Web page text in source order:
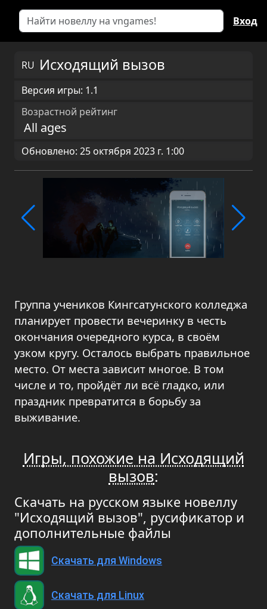
Вход
RU Исходящий вызов
Версия игры: 1.1
Возрастной рейтинг
All ages
Обновлено: 25 октября 2023 г. 1:00
Группа учеников Кингсатунского колледжа
планирует провести вечеринку в честь
окончания очередного курса, в своём
узком кругу. Осталось выбрать правильное
место. От места зависит многое. В том
числе и то, пройдёт ли всё гладко, или
праздник превратится в борьбу за
выживание.
Игры, похожие на Исходящий
вызов:
Скачать на русском языке новеллу
"Исходящий вызов", русификатор и
дополнительные файлы
Скачать для Windows
Скачать для Linux